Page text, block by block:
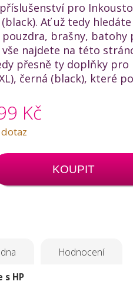
pro
(black). Ať už tedy
brašny, batohy
najdete na této
přesně ty doplňky pro
černá (black), které
Kč
KOUPIT
Hodnocení
HP